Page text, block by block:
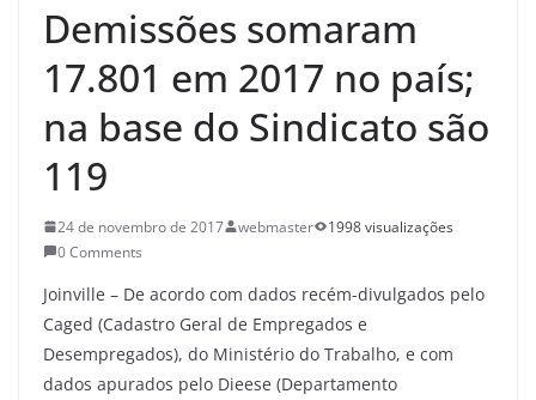
Demissões somaram
17.801 em 2017 no país;
na base do Sindicato são
119
24 de novembro de 2017 webmaster
1998 visualizações
0 Comments
Joinville – De acordo com dados recém-divulgados pelo
Caged (Cadastro Geral de Empregados e
Desempregados), do Ministério do Trabalho, e com
dados apurados pelo Dieese (Departamento